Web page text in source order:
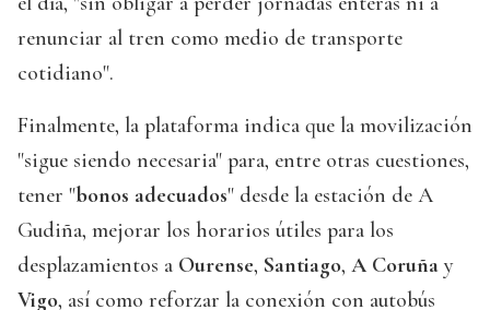
renunciar al tren como medio de transporte
cotidiano".
Finalmente, la plataforma indica que la movilización
"sigue siendo necesaria" para, entre otras cuestiones,
tener "bonos adecuados" desde la estación de A
Gudiña, mejorar los horarios útiles para los
desplazamientos a Ourense, Santiago, A Coruña y
Vigo, así como reforzar la conexión con autobús